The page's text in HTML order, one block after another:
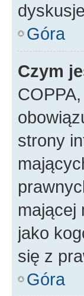
Góra
Czym
strony
mającej
jako
się z
Góra